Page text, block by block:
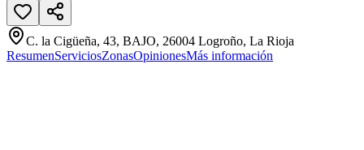
C. la Cigüeña, 43, BAJO, 26004 Logroño, La Rioja
ResumenServiciosZonasOpinionesMás información